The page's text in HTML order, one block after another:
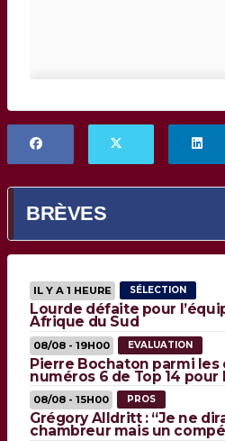
BRÈVES
IL Y A 1 HEURE SÉLECTION
Lourde défaite pour
Afrique du Sud
08/08 - 19H00 EVALUATION
Pierre Bochaton parmi
numéros 6 de Top 14 pour
08/08 - 15H00 PROS
Grégory Alldritt : “Je ne
chambreur mais un